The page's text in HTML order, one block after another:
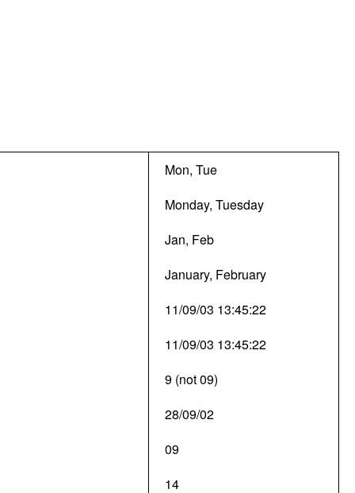
Mon, Tue
Monday, Tuesday
Jan, Feb
January, February
11/09/03 13:45:22
11/09/03 13:45:22
9 (not 09)
28/09/02
09
14